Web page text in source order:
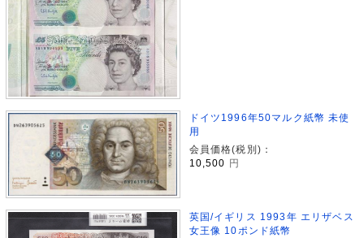
ドイツ1996年50マルク紙幣 未使
用
会員価格(税別)：
10,500 円
英国/イギリス 1993年 エリザベス
女王像 10ポンド紙幣